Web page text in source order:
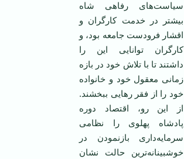
سیاست‌های رفاهی شاه
بیشتر در خدمت کارگران و
اقشار فرودست جامعه بود، و
کارگران توانایی این را
داشتند تا با تلاش خود در بازه
زمانی معقول خود و خانواده
خود را از فقر رهایی ببخشند.
از این رو، اقتصاد دوره
پادشاه پهلوی را نظامی
سرمایه‌داری بازنمودن در
خوشبینانه‌ترین حالت نشان